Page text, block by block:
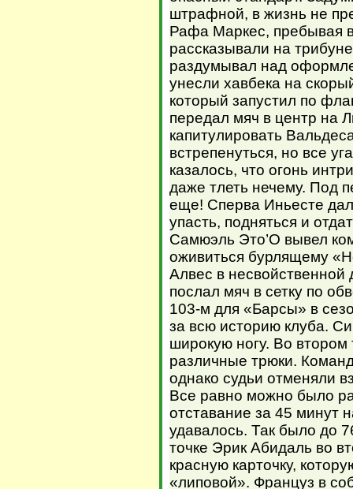
штрафной, в жизнь не
Рафа Маркес, пребывая
рассказывали на
раздумывал над
унесли хавбека на
который запустил по
передал мяч в центр на
капитулировать
встрепенуться, но все
казалось, что огонь
даже тлеть нечему. Под
еще! Сперва Иньесте
упасть, подняться и
Самюэль Это’О вывел
оживиться бурлящему
Алвес в
послал мяч в сетку по
103-м для «Барсы» в
за всю историю клуба.
широкую ногу. Во
различные трюки.
однако судьи отменяли
Все равно можно было
отставание за 45 минут
удавалось. Так было до
точке Эрик Абидаль во
красную карточку,
«липовой». Француз в